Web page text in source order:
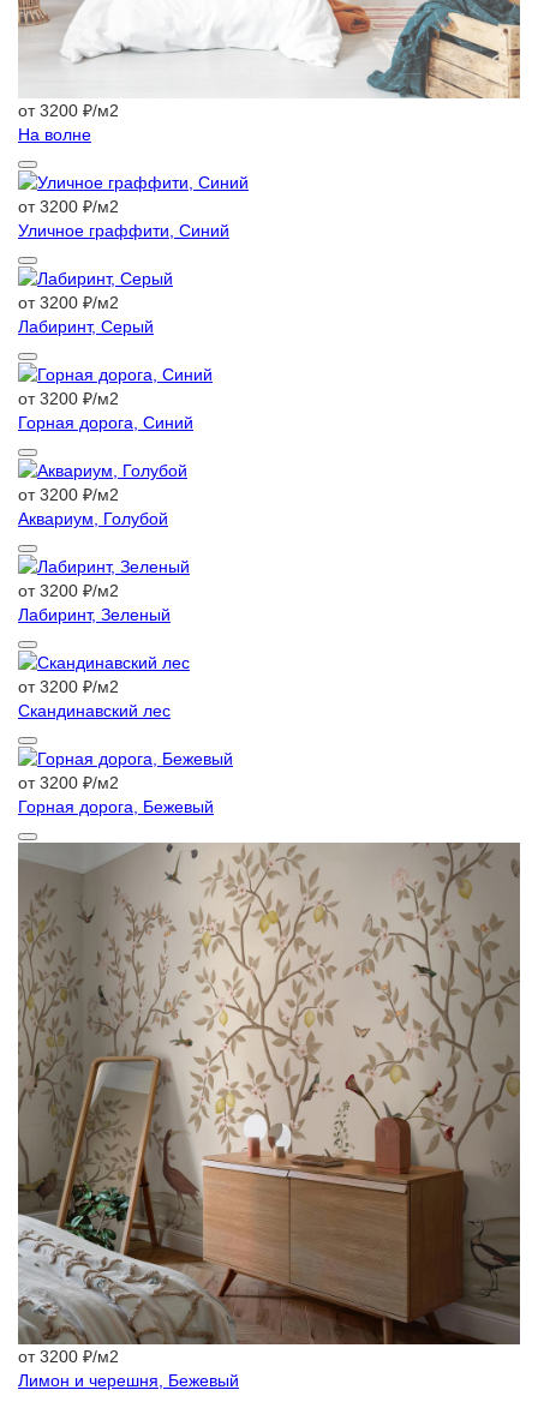
от 3200 ₽/м2
На волне
от 3200 ₽/м2
Уличное граффити, Синий
от 3200 ₽/м2
Лабиринт, Серый
от 3200 ₽/м2
Горная дорога, Синий
от 3200 ₽/м2
Аквариум, Голубой
от 3200 ₽/м2
Лабиринт, Зеленый
от 3200 ₽/м2
Скандинавский лес
от 3200 ₽/м2
Горная дорога, Бежевый
от 3200 ₽/м2
Лимон и черешня, Бежевый